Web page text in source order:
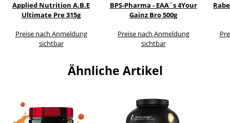
Applied Nutrition A.B.E
Ultimate Pre 315g
Preise nach Anmeldung
sichtbar
BPS-Pharma - EAA´s 4Your
Gainz Bro 500g
Preise nach Anmeldung
sichtbar
Ähnliche Artikel